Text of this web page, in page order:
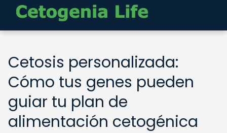
Cetosis personalizada:
Cómo tus genes pueden
guiar tu plan de
alimentación cetogénica